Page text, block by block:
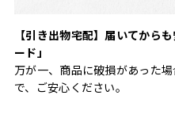
【引き出物宅配】届いてから
ード」
万が一、商品に破損があった
で、ご安心ください。